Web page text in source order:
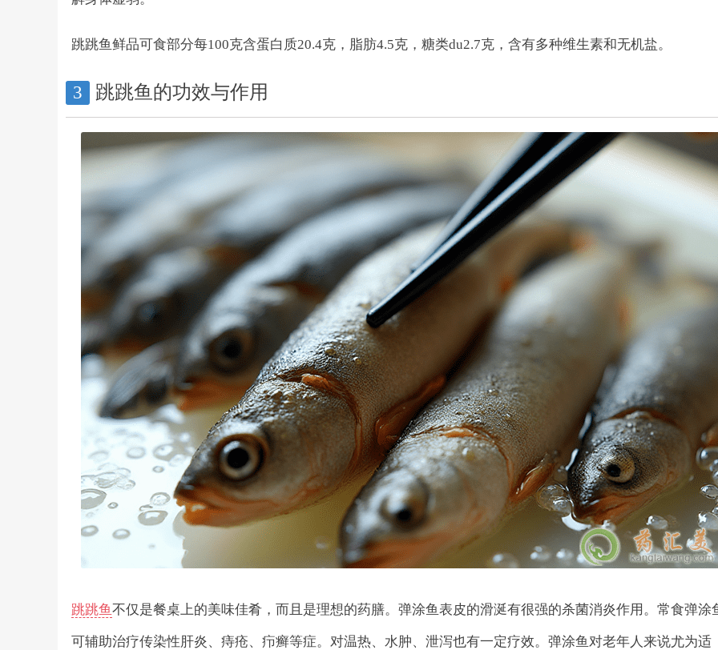
跳跳鱼鲜品可食部分每100克含蛋白质20.4克，脂肪4.5克，糖类du2.7克，含有多种维生素和无机盐。
3 跳跳鱼的功效与作用
跳跳鱼不仅是餐桌上的美味佳肴，而且是理想的药膳。弹涂鱼表皮的滑涎有很强的杀菌消炎作用。常食弹涂
可辅助治疗传染性肝炎、痔疮、疖癣等症。对温热、水肿、泄泻也有一定疗效。弹涂鱼对老年人来说尤为适